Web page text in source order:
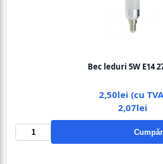
Bec leduri 5W E14
2,50lei (cu
2,07lei